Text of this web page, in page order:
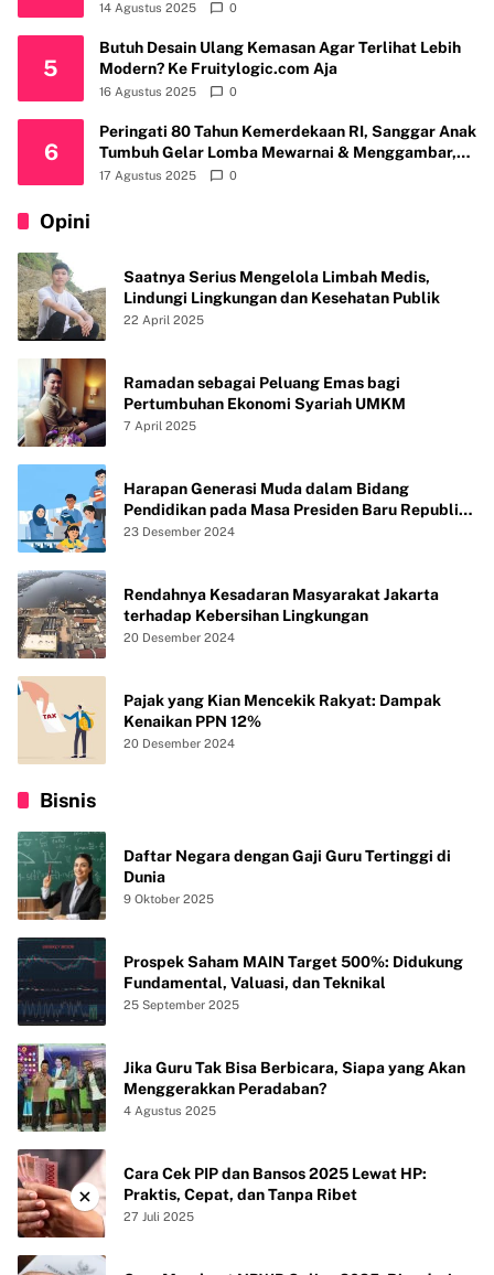
14 Agustus 2025 0
5
Butuh Desain Ulang Kemasan Agar Terlihat Lebih
Modern? Ke Fruitylogic.com Aja
16 Agustus 2025 0
6
Peringati 80 Tahun Kemerdekaan RI, Sanggar Anak
Tumbuh Gelar Lomba Mewarnai & Menggambar,
Ajak Anak Cintai Batik Nusantara
17 Agustus 2025 0
Opini
Saatnya Serius Mengelola Limbah Medis,
Lindungi Lingkungan dan Kesehatan Publik
22 April 2025
Ramadan sebagai Peluang Emas bagi
Pertumbuhan Ekonomi Syariah UMKM
7 April 2025
Harapan Generasi Muda dalam Bidang
Pendidikan pada Masa Presiden Baru Republik
Indonesia
23 Desember 2024
Rendahnya Kesadaran Masyarakat Jakarta
terhadap Kebersihan Lingkungan
20 Desember 2024
Pajak yang Kian Mencekik Rakyat: Dampak
Kenaikan PPN 12%
20 Desember 2024
Bisnis
Daftar Negara dengan Gaji Guru Tertinggi di
Dunia
9 Oktober 2025
Prospek Saham MAIN Target 500%: Didukung
Fundamental, Valuasi, dan Teknikal
25 September 2025
Jika Guru Tak Bisa Berbicara, Siapa yang Akan
Menggerakkan Peradaban?
4 Agustus 2025
Cara Cek PIP dan Bansos 2025 Lewat HP:
Praktis, Cepat, dan Tanpa Ribet
27 Juli 2025
×